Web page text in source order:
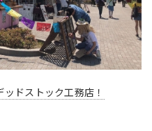
ドストック工務店！